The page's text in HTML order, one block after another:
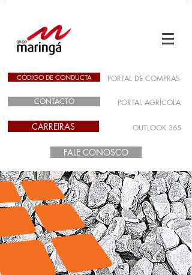
CÓDIGO DE CONDUCTA
CONTACTO
CARREIRAS
PORTAL DE COMPRAS
PORTAL AGRÍCOLA
OUTLOOK 365
FALE CONOSCO